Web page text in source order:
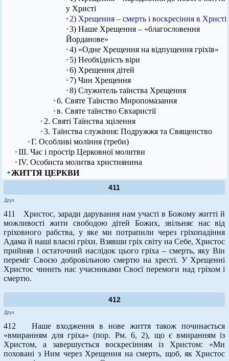
у Христі
2) Хрещення – смерть і воскресіння в Христі
3) Наше Хрещення – «благословення
Йорданове»
4) «Одне Хрещення на відпущення гріхів»
5) Необхідність віри
6) Хрещення дітей
7) Чин Хрещення
8) Служитель таїнства Хрещення
б. Святе Таїнство Миропомазання
в. Святе таїнство Євхаристії
2. Святі Таїнства зцілення
3. Таїнства служіння: Подружжя та Священство
Г. Особливі моління (треби)
ІІІ. Час і простір Церковної молитви
ІV. Особиста молитва християнина
ЖИТТЯ ЦЕРКВИ
411
Друк
411 Христос, заради дарування нам участі в Божому житті й
можливості жити свободою дітей Божих, звільняє нас від
гріховного рабства, у яке ми потрапили через гріхопадіння
Адама й наші власні гріхи. Взявши гріх світу на Себе, Христос
прийняв і остаточний наслідок цього гріха – смерть, яку Він
переміг Своєю добровільною смертю на хресті. У Хрещенні
Христос чинить нас учасниками Своєї перемоги над гріхом і
смертю.
412
Друк
412 Наше входження в нове життя також починається
«вмиранням для гріха» (пор. Рм. 6, 2), що є вмиранням із
Христом, а завершується воскресінням із Христом: «Ми
поховані з Ним через Хрещення на смерть, щоб, як Христос